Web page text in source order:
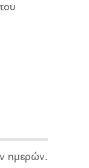
ημερών.